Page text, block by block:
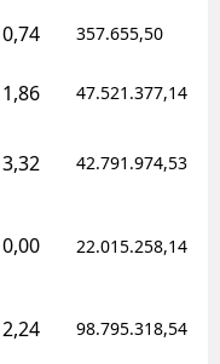
0,74 357.655,50
1,86 47.521.377,14
3,32 42.791.974,53
0,00 22.015.258,14
2,24 98.795.318,54